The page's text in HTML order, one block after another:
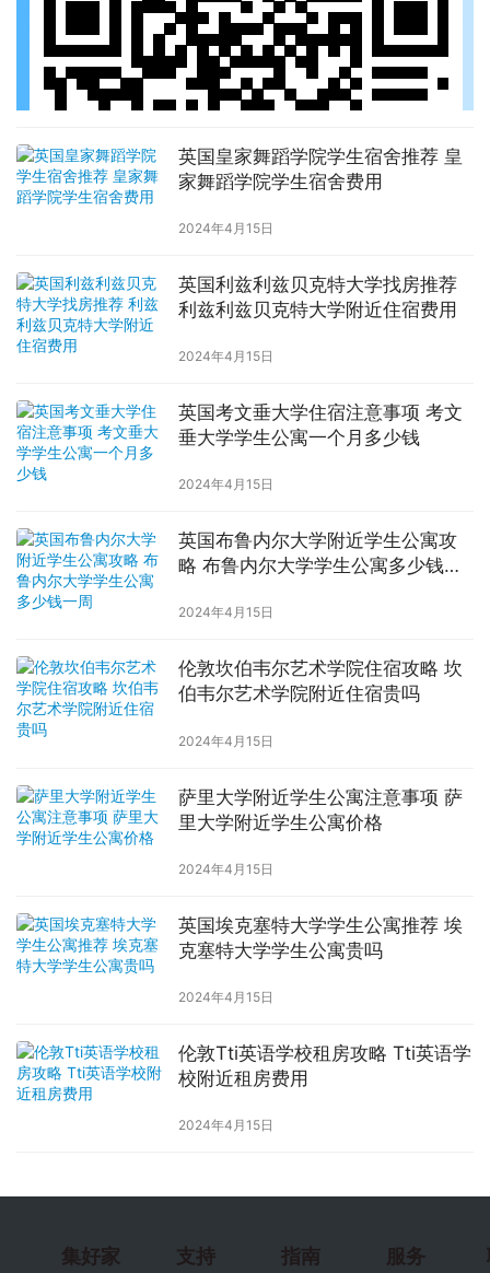
英国皇家舞蹈学院学生宿舍推荐 皇
家舞蹈学院学生宿舍费用
2024年4月15日
英国利兹利兹贝克特大学找房推荐
利兹利兹贝克特大学附近住宿费用
2024年4月15日
英国考文垂大学住宿注意事项 考文
垂大学学生公寓一个月多少钱
2024年4月15日
英国布鲁内尔大学附近学生公寓攻
略 布鲁内尔大学学生公寓多少钱一
2024年4月15日
伦敦坎伯韦尔艺术学院住宿攻略 坎
伯韦尔艺术学院附近住宿贵吗
2024年4月15日
萨里大学附近学生公寓注意事项 萨
里大学附近学生公寓价格
2024年4月15日
英国埃克塞特大学学生公寓推荐 埃
克塞特大学学生公寓贵吗
2024年4月15日
伦敦Tti英语学校租房攻略 Tti英语学
校附近租房费用
2024年4月15日
集好家 支持 指南 服务